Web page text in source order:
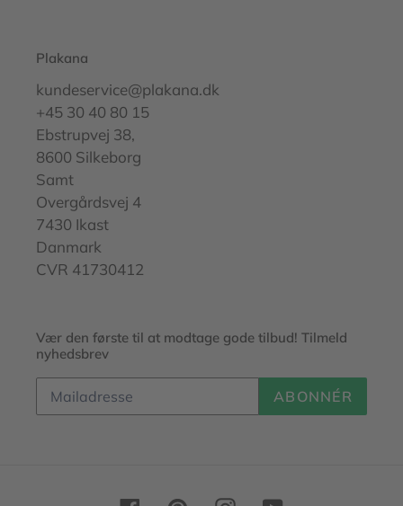
Plakana
kundeservice@plakana.dk
+45 30 40 80 15
Ebstrupvej 38,
8600 Silkeborg
Samt
Overgårdsvej 4
7430 Ikast
Danmark
CVR 41730412
Vær den første til at modtage gode tilbud! Tilmeld
nyhedsbrev
ABONNÉR